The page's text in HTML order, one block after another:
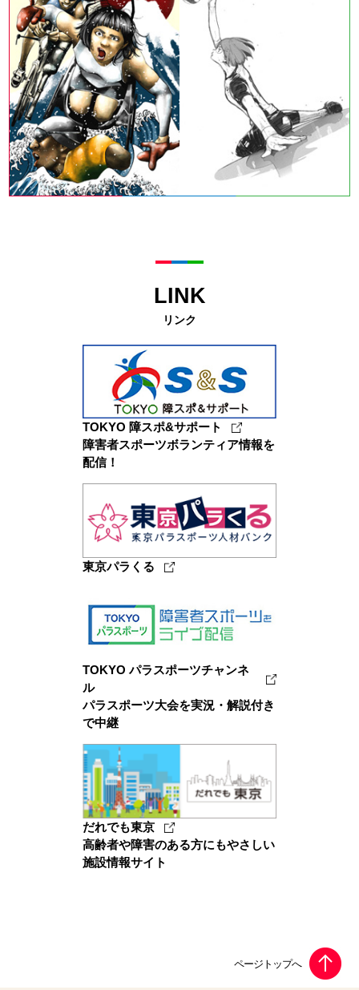
LINK
リンク
TOKYO 障スポ&サポート
障害者スポーツボランティア情報を
配信！
東京パラくる
TOKYO パラスポーツチャンネ
ル
パラスポーツ大会を実況・解説付き
で中継
だれでも東京
高齢者や障害のある方にもやさしい
施設情報サイト